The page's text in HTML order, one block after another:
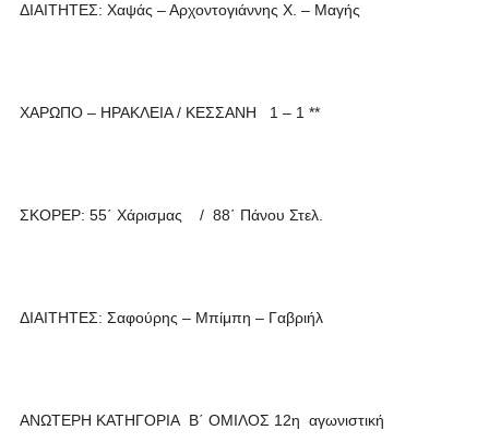
ΔΙΑΙΤΗΤΕΣ: Χαψάς – Αρχοντογιάννης Χ. – Μαγής
ΧΑΡΩΠΟ – ΗΡΑΚΛΕΙΑ / ΚΕΣΣΑΝΗ 1 – 1 **
ΣΚΟΡΕΡ: 55΄ Χάρισμας / 88΄ Πάνου Στελ.
ΔΙΑΙΤΗΤΕΣ: Σαφούρης – Μπίμπη – Γαβριήλ
ΑΝΩΤΕΡΗ ΚΑΤΗΓΟΡΙΑ Β΄ ΟΜΙΛΟΣ 12η αγωνιστική